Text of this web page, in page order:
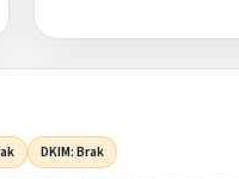
DKIM: Brak